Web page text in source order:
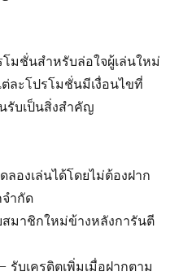
มชั่นสำหรับล่อใจผู้เล่นใหม่
ละโปรโมชั่นมีเงื่อนไขที่
รับเป็นสิ่งสำคัญ
องเล่นได้โดยไม่ต้องฝาก
ำกัด
มาชิกใหม่ข้างหลังการันตี
บเครดิตเพิ่มเมื่อฝากตาม